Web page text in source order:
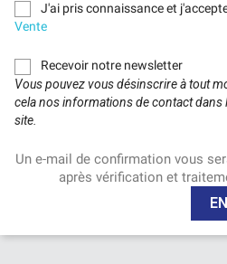
J'ai pris connaissance et
Vente
Recevoir notre newsletter
Vous pouvez vous désinscrire à tout
cela nos informations de contact
site.
Un e-mail de confirmation vous
après vérification et